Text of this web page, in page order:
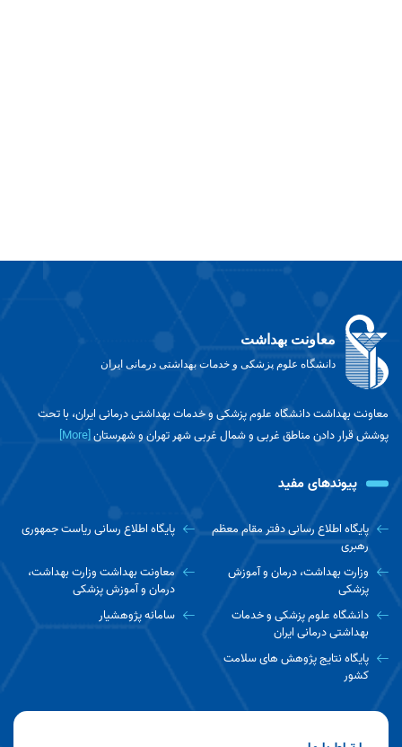
معاونت بهداشت
دانشگاه علوم پزشکی و خدمات بهداشتی درمانی ایران
معاونت بهداشت دانشگاه علوم پزشکی و خدمات بهداشتی درمانی ایران، با تحت
پوشش قرار دادن مناطق غربی و شمال غربی شهر تهران و شهرستان[More]
پیوندهای مفید
پایگاه اطلاع رسانی دفتر مقام معظم
رهبری
پایگاه اطلاع رسانی ریاست جمهوری
وزارت بهداشت، درمان و آموزش
پزشکی
معاونت بهداشت وزارت بهداشت،
درمان و آموزش پزشکی
دانشگاه علوم پزشکی و خدمات
بهداشتی درمانی ایران
سامانه پژوهشیار
پایگاه نتایج پژوهش های سلامت
کشور